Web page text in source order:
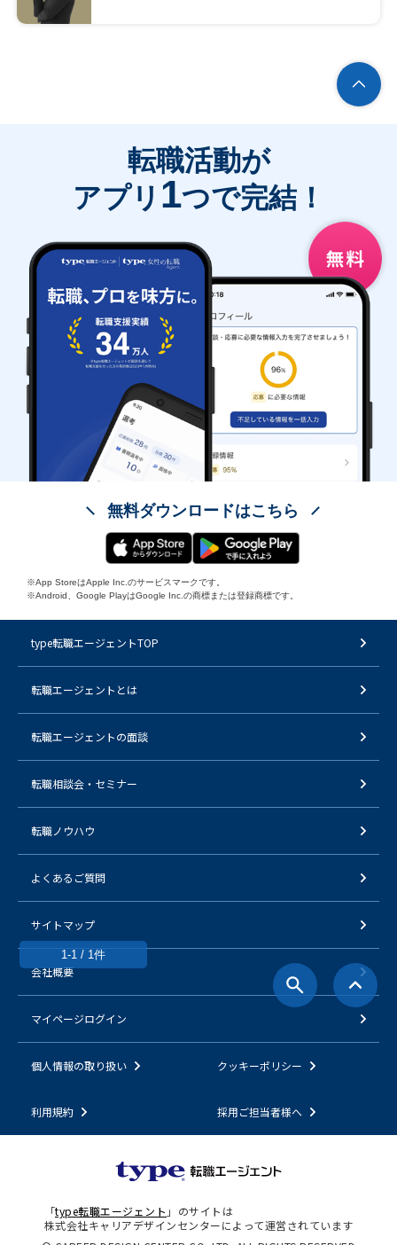
1-1 / 1件
転職活動が
アプリ 1つで完結！
無料ダウンロードはこちら
※App StoreはApple Inc.のサービスマークです。
※Android、Google PlayはGoogle Inc.の商標または登録商標です。
type転職エージェントTOP
転職エージェントとは
転職エージェントの面談
転職相談会・セミナー
転職ノウハウ
よくあるご質問
サイトマップ
会社概要
マイページログイン
個人情報の取り扱い クッキーポリシー
利用規約 採用ご担当者様へ
「type転職エージェント 」のサイトは
株式会社キャリアデザインセンターによって運営されています